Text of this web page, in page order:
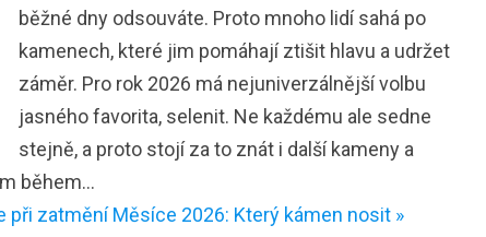
běžné dny odsouváte. Proto mnoho lidí sahá po
kamenech, které jim pomáhají ztišit hlavu a udržet
záměr. Pro rok 2026 má nejuniverzálnější volbu
jasného favorita, selenit. Ne každému ale sedne
stejně, a proto stojí za to znát i další kameny a
během…
při zatmění Měsíce 2026: Který kámen nosit »